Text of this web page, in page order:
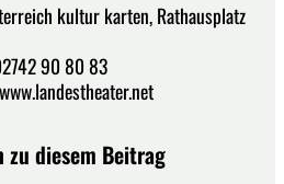
kultur karten, Rathausplatz
90 80 83
diesem Beitrag